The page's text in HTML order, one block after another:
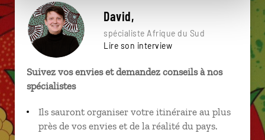
David,
spécialiste Afrique du Sud
Lire son interview
Suivez vos envies et demandez conseils à nos
spécialistes
Ils sauront organiser votre itinéraire au plus
près de vos envies et de la réalité du pays.